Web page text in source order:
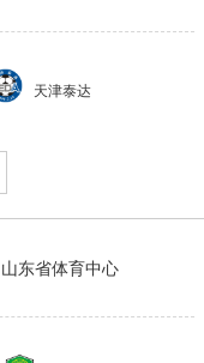
天津泰达
山东省体育中心